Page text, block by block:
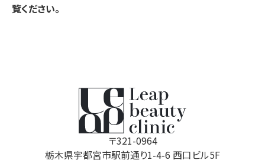
覧ください。
〒321-0964
栃木県宇都宮市駅前通り1-4-6 西口ビル5F